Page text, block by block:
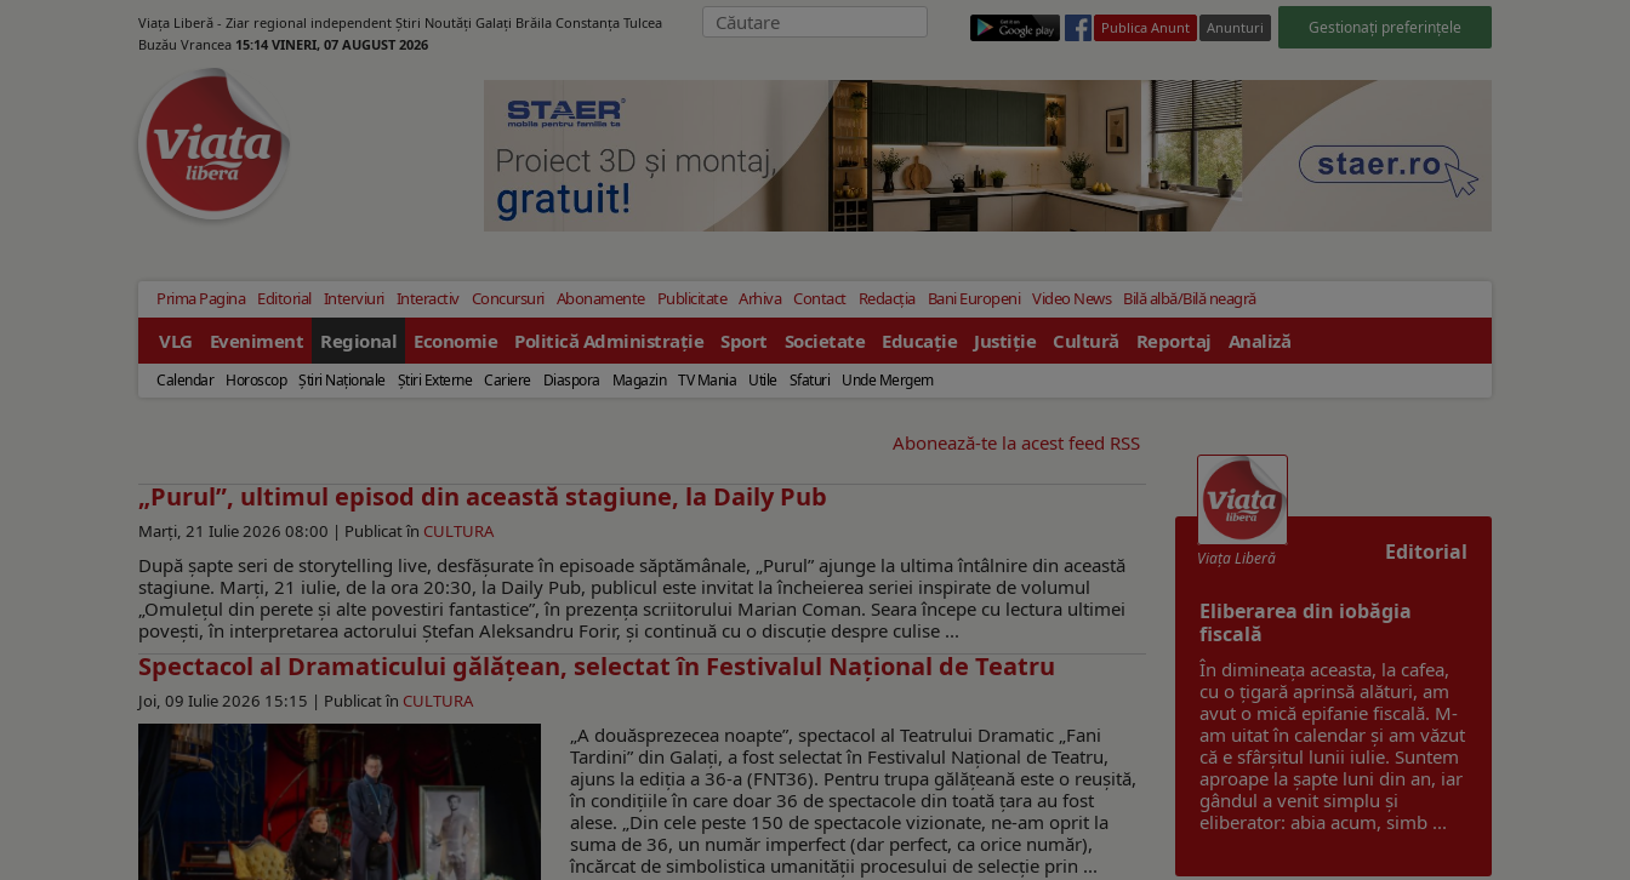
Viața Liberă - Ziar regional independent Știri Noutăți Galaţi Brăila Constanţa Tulcea
Buzău Vrancea 15:14 VINERI, 07 AUGUST 2026
Publica Anunt Anunturi Gestionați preferințele
Prima Pagina Editorial Interviuri Interactiv Concursuri Abonamente Publicitate Arhiva Contact Redacția Bani Europeni Video News Bilă albă/Bilă neagră
VLG Eveniment Regional Economie Politică Administrație Sport Societate Educație Justiție Cultură Reportaj Analiză
Calendar Horoscop Ştiri Naţionale Ştiri Externe Cariere Diaspora Magazin TV Mania Utile Sfaturi Unde Mergem
Abonează-te la acest feed RSS
„Purul”, ultimul episod din această stagiune, la Daily Pub
Marți, 21 Iulie 2026 08:00 | Publicat în CULTURA
După șapte seri de storytelling live, desfășurate în episoade săptămânale, „Purul” ajunge la ultima întâlnire din această
stagiune. Marți, 21 iulie, de la ora 20:30, la Daily Pub, publicul este invitat la încheierea seriei inspirate de volumul
„Omulețul din perete și alte povestiri fantastice”, în prezența scriitorului Marian Coman. Seara începe cu lectura ultimei
povești, în interpretarea actorului Ștefan Aleksandru Forir, și continuă cu o discuție despre culise ...
Spectacol al Dramaticului gălăţean, selectat în Festivalul Național de Teatru
Joi, 09 Iulie 2026 15:15 | Publicat în CULTURA
„A douăsprezecea noapte”, spectacol al Teatrului Dramatic „Fani
Tardini” din Galaţi, a fost selectat în Festivalul Naţional de Teatru,
ajuns la ediţia a 36-a (FNT36). Pentru trupa gălăţeană este o reuşită,
în condiţiile în care doar 36 de spectacole din toată ţara au fost
alese. „Din cele peste 150 de spectacole vizionate, ne-am oprit la
suma de 36, un număr imperfect (dar perfect, ca orice număr),
încărcat de simbolistica umanității procesului de selecție prin ...
Editorial
Viaţa Liberă
Eliberarea din iobăgia
fiscală
În dimineața aceasta, la cafea,
cu o țigară aprinsă alături, am
avut o mică epifanie fiscală. M-
am uitat în calendar și am văzut
că e sfârșitul lunii iulie. Suntem
aproape la șapte luni din an, iar
gândul a venit simplu și
eliberator: abia acum, simb ...